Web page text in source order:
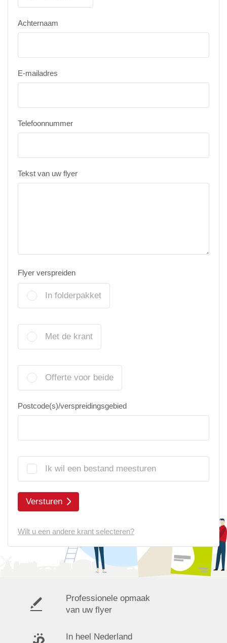
Achternaam
E-mailadres
Telefoonnummer
Tekst van uw flyer
Flyer verspreiden
In folderpakket
Met de krant
Offerte voor beide
Postcode(s)/verspreidingsgebied
Ik wil een bestand meesturen
Versturen
Wilt u een andere krant selecteren?
Professionele opmaak
van uw flyer
In heel Nederland